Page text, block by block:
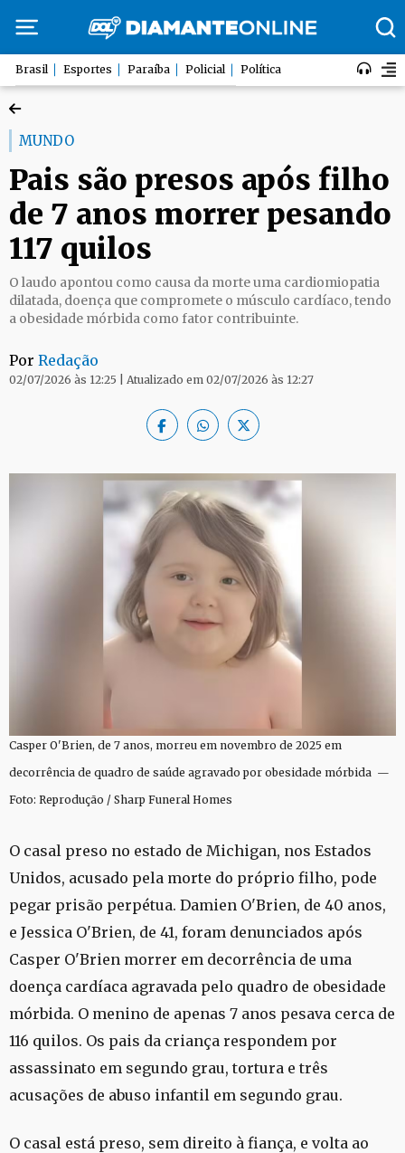
Brasil Esportes Paraíba Policial Política
MUNDO
Pais são presos após filho
de 7 anos morrer pesando
117 quilos
O laudo apontou como causa da morte uma cardiomiopatia
dilatada, doença que compromete o músculo cardíaco, tendo
a obesidade mórbida como fator contribuinte.
Por Redação
02/07/2026 às 12:25 | Atualizado em 02/07/2026 às 12:27
Casper O'Brien, de 7 anos, morreu em novembro de 2025 em
decorrência de quadro de saúde agravado por obesidade mórbida —
Foto: Reprodução / Sharp Funeral Homes
O casal preso no estado de Michigan, nos Estados
Unidos, acusado pela morte do próprio filho, pode
pegar prisão perpétua. Damien O'Brien, de 40 anos,
e Jessica O'Brien, de 41, foram denunciados após
Casper O'Brien morrer em decorrência de uma
doença cardíaca agravada pelo quadro de obesidade
mórbida. O menino de apenas 7 anos pesava cerca de
116 quilos. Os pais da criança respondem por
assassinato em segundo grau, tortura e três
acusações de abuso infantil em segundo grau.
O casal está preso, sem direito à fiança, e volta ao